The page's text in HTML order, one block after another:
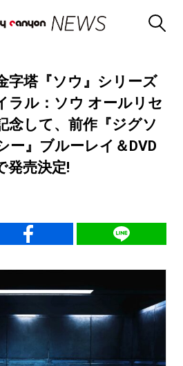
字塔『ソウ』シリーズ
ラル：ソウ オールリセ
念して、前作『ジグソ
ー』ブルーレイ＆DVD
発売決定!